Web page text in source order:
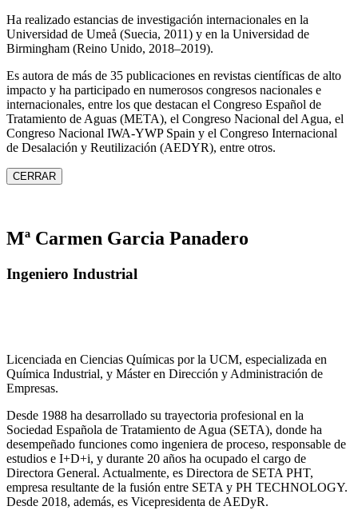
Ha realizado estancias de investigación internacionales en la
Universidad de Umeå (Suecia, 2011) y en la Universidad de
Birmingham (Reino Unido, 2018–2019).
Es autora de más de 35 publicaciones en revistas científicas de alto
impacto y ha participado en numerosos congresos nacionales e
internacionales, entre los que destacan el Congreso Español de
Tratamiento de Aguas (META), el Congreso Nacional del Agua, el
Congreso Nacional IWA‑YWP Spain y el Congreso Internacional
de Desalación y Reutilización (AEDYR), entre otros.
CERRAR
Mª Carmen Garcia Panadero
Ingeniero Industrial
Licenciada en Ciencias Químicas por la UCM, especializada en
Química Industrial, y Máster en Dirección y Administración de
Empresas.
Desde 1988 ha desarrollado su trayectoria profesional en la
Sociedad Española de Tratamiento de Agua (SETA), donde ha
desempeñado funciones como ingeniera de proceso, responsable de
estudios e I+D+i, y durante 20 años ha ocupado el cargo de
Directora General. Actualmente, es Directora de SETA PHT,
empresa resultante de la fusión entre SETA y PH TECHNOLOGY.
Desde 2018, además, es Vicepresidenta de AEDyR.